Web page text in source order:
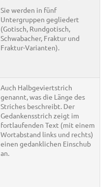
Sie werden in fünf
Untergruppen gegliedert
(Gotisch, Rundgotisch,
Schwabacher, Fraktur und
Fraktur-Varianten).
Auch Halbgeviertstrich
genannt, was die Länge des
Striches beschreibt. Der
Gedankensstrich zeigt im
fortlaufenden Text (mit einem
Wortabstand links und rechts)
einen gedanklichen Einschub
an.